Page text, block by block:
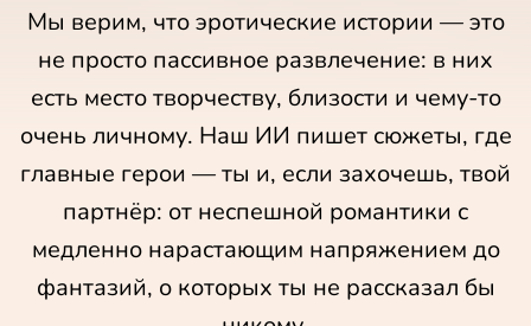
Мы верим, что эротические истории — это
не просто пассивное развлечение: в них
есть место творчеству, близости и чему-то
очень личному. Наш ИИ пишет сюжеты, где
главные герои — ты и, если захочешь, твой
партнёр: от неспешной романтики с
медленно нарастающим напряжением до
фантазий, о которых ты не рассказал бы